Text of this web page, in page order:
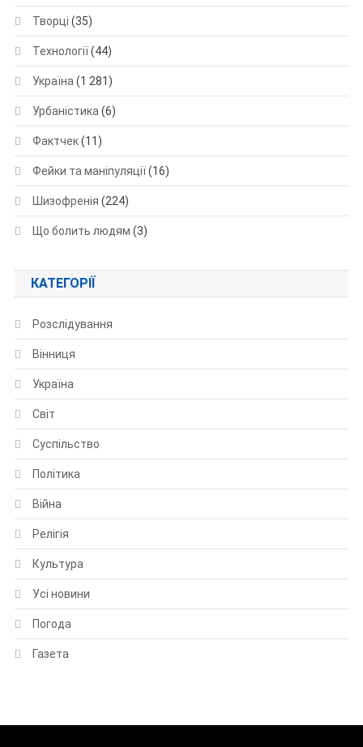
Творці (35)
Технології(44)
Україна (1 281)
Урбаністика (6)
Фактчек(11)
Фейки та маніпуляції(16)
Шизофренія (224)
Що болить людям (3)
КАТЕГОРІЇ
Розслідування
Вінниця
Україна
Світ
Суспільство
Політика
Війна
Релігія
Культура
Усі новини
Погода
Газета